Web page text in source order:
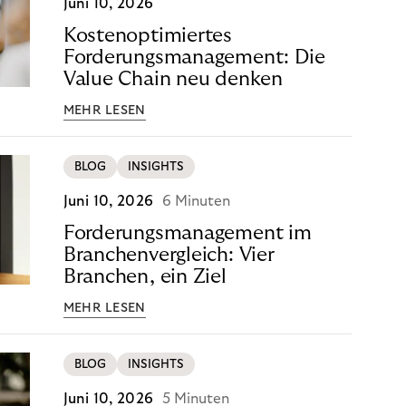
Juni 10, 2026
Kostenoptimiertes
Forderungsmanagement: Die
Value Chain neu denken
MEHR LESEN
BLOG INSIGHTS
Juni 10, 2026 6 Minuten
Forderungsmanagement im
Branchenvergleich: Vier
Branchen, ein Ziel
MEHR LESEN
BLOG INSIGHTS
Juni 10, 2026 5 Minuten